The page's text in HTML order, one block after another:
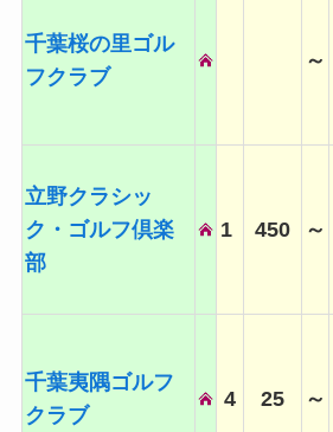
千葉桜の里ゴル
フクラブ
～
立野クラシッ
ク・ゴルフ倶楽
部
1 450 ～
千葉夷隅ゴルフ
クラブ
4 25 ～